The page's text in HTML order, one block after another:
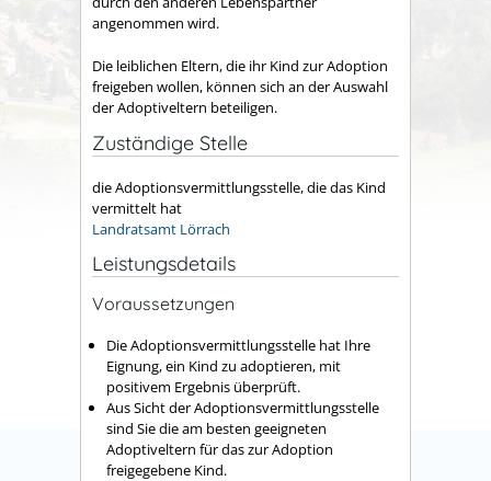
angenommen wird.
Die leiblichen Eltern, die ihr Kind zur Adoption
freigeben wollen, können sich an der Auswahl
der Adoptiveltern beteiligen.
Zuständige Stelle
die Adoptionsvermittlungsstelle, die das Kind
vermittelt hat
Landratsamt Lörrach
Leistungsdetails
Voraussetzungen
Die Adoptionsvermittlungsstelle hat Ihre
Eignung, ein Kind zu adoptieren, mit
positivem Ergebnis überprüft.
Aus Sicht der Adoptionsvermittlungsstelle
sind Sie die am besten geeigneten
Adoptiveltern für das zur Adoption
freigegebene Kind.